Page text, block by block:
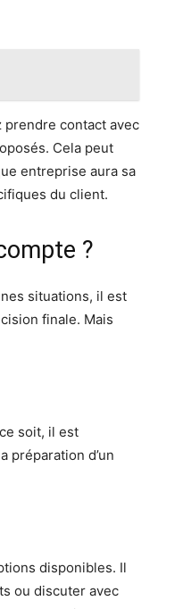
prendre contact avec
Cela peut
entreprise aura sa
du client.
?
situations, il est
finale. Mais
soit, il est
préparation d’un
disponibles. Il
ou discuter avec